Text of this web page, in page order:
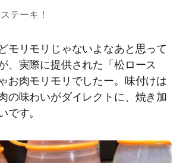
テーキ！
モリモリじゃないよなあと思って
、実際に提供された「松ロース
お肉モリモリでしたー。味付けは
の味わいがダイレクトに、焼き加
です。